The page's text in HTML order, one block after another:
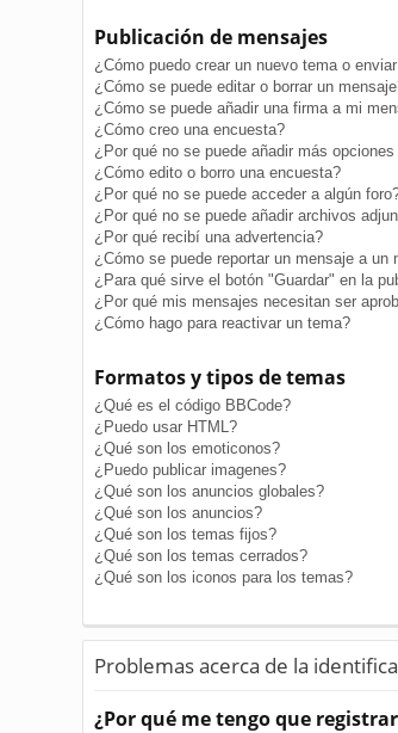
Publicación de mensajes
¿Cómo puedo crear un nuevo tema o
¿Cómo se puede editar o borrar un
¿Cómo se puede añadir una firma a mi
¿Cómo creo una encuesta?
¿Por qué no se puede añadir más
¿Cómo edito o borro una encuesta?
¿Por qué no se puede acceder a algún
¿Por qué no se puede añadir archivos
¿Por qué recibí una advertencia?
¿Cómo se puede reportar un mensaje a un
¿Para qué sirve el botón "Guardar" en la
¿Por qué mis mensajes necesitan ser
¿Cómo hago para reactivar un tema?
Formatos y tipos de temas
¿Qué es el código BBCode?
¿Puedo usar HTML?
¿Qué son los emoticonos?
¿Puedo publicar imagenes?
¿Qué son los anuncios globales?
¿Qué son los anuncios?
¿Qué son los temas fijos?
¿Qué son los temas cerrados?
¿Qué son los iconos para los temas?
Problemas acerca de la
¿Por qué me tengo que